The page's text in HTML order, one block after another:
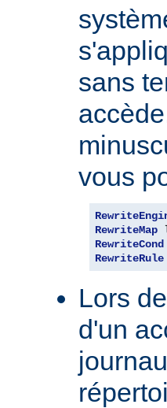
sans
vous
RewriteMap
RewriteCond
RewriteRule
Lors
d'un